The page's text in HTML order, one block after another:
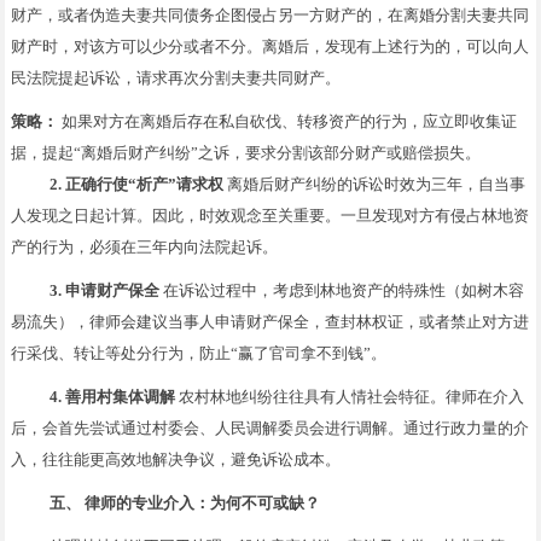
财产，或者伪造夫妻共同债务企图侵占另一方财产的，在离婚分割夫妻共同
财产时，对该方可以少分或者不分。离婚后，发现有上述行为的，可以向人
民法院提起诉讼，请求再次分割夫妻共同财产。
策略： 如果对方在离婚后存在私自砍伐、转移资产的行为，应立即收集证
据，提起“离婚后财产纠纷”之诉，要求分割该部分财产或赔偿损失。
2. 正确行使“析产”请求权 离婚后财产纠纷的诉讼时效为三年，自当事
人发现之日起计算。因此，时效观念至关重要。一旦发现对方有侵占林地资
产的行为，必须在三年内向法院起诉。
3. 申请财产保全 在诉讼过程中，考虑到林地资产的特殊性（如树木容
易流失），律师会建议当事人申请财产保全，查封林权证，或者禁止对方进
行采伐、转让等处分行为，防止“赢了官司拿不到钱”。
4. 善用村集体调解 农村林地纠纷往往具有人情社会特征。律师在介入
后，会首先尝试通过村委会、人民调解委员会进行调解。通过行政力量的介
入，往往能更高效地解决争议，避免诉讼成本。
五、 律师的专业介入：为何不可或缺？